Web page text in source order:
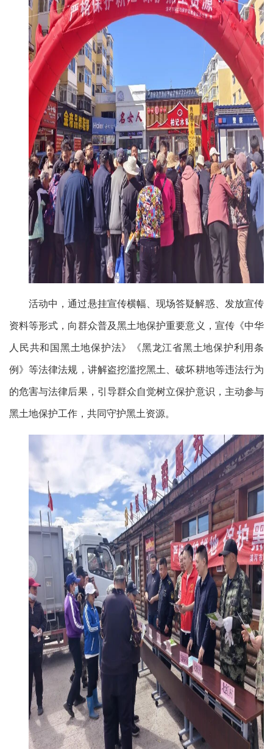
活动中，通过悬挂宣传横幅、现场答疑解惑、发放宣传
资料等形式，向群众普及黑土地保护重要意义，宣传《中华
人民共和国黑土地保护法》《黑龙江省黑土地保护利用条
例》等法律法规，讲解盗挖滥挖黑土、破坏耕地等违法行为
的危害与法律后果，引导群众自觉树立保护意识，主动参与
黑土地保护工作，共同守护黑土资源。